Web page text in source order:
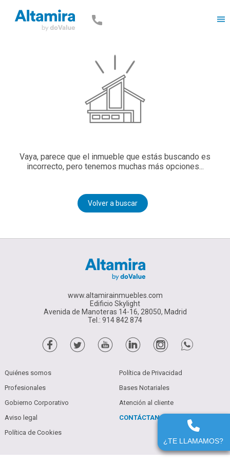
Vaya, parece que el inmueble que estás buscando es
incorrecto, pero tenemos muchas más opciones...
Volver a buscar
www.altamirainmuebles.com
Edificio Skylight
Avenida de Manoteras 14-16, 28050, Madrid
Tel.: 914 842 874
Quiénes somos
Profesionales
Gobierno Corporativo
Aviso legal
Política de Cookies
Política de Privacidad
Bases Notariales
Atención al cliente
CONTÁCTANOS